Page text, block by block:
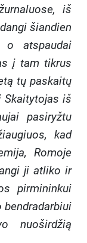
žodis,
dvasią pačiais
iš
šiandien
o atspaudai
į tam tikrus
tų paskaitų
Skaitytojas iš
pasiryžtu
kad
Romoje
ji atliko ir
pirmininkui
nuoširdžią